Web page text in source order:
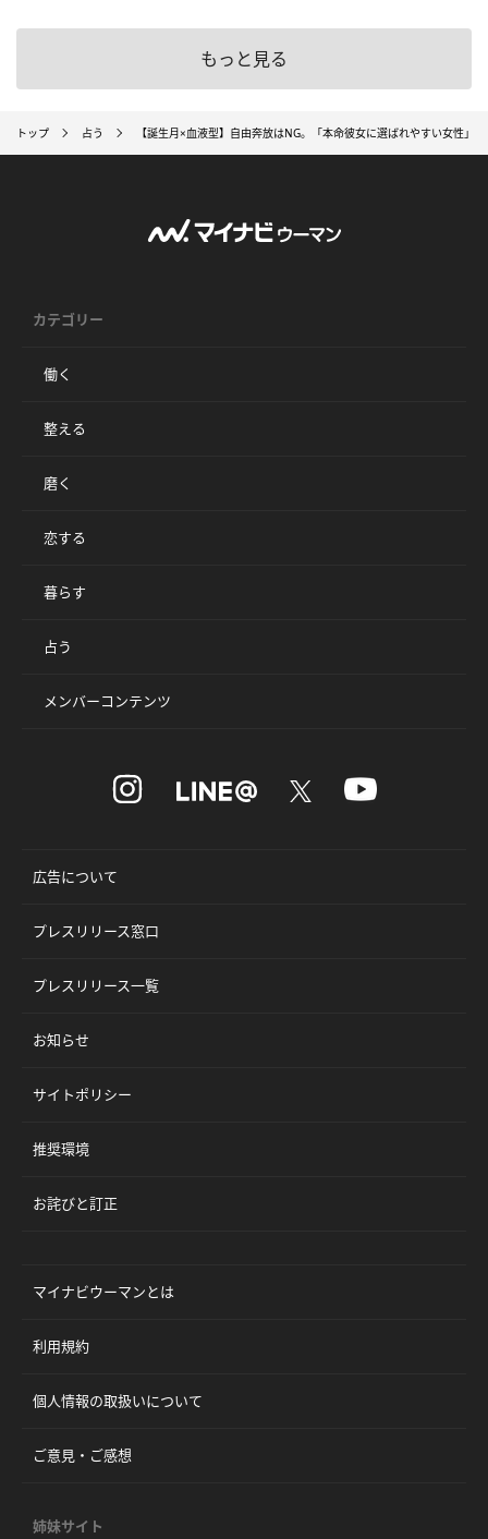
もっと見る
トップ 占う 【誕生月×血液型】自由奔放はNG。「本命彼女に選ばれやすい女性
カテゴリー
働く
整える
磨く
恋する
暮らす
占う
メンバーコンテンツ
広告について
プレスリリース窓口
プレスリリース一覧
お知らせ
サイトポリシー
推奨環境
お詫びと訂正
マイナビウーマンとは
利用規約
個人情報の取扱いについて
ご意見・ご感想
姉妹サイト